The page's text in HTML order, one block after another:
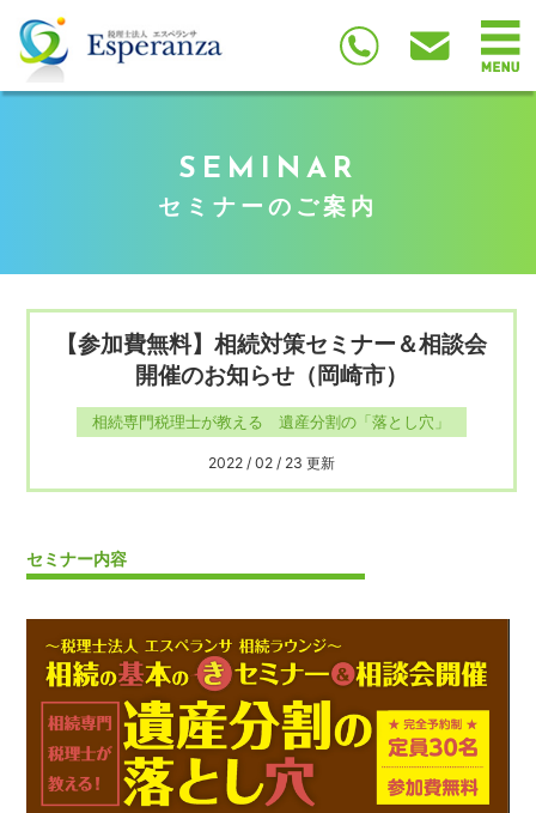
SEMINAR
セミナーのご案内
【参加費無料】相続対策セミナー＆相談会
開催のお知らせ（岡崎市）
相続専門税理士が教える 遺産分割の「落とし穴」
2022 / 02 / 23 更新
セミナー内容